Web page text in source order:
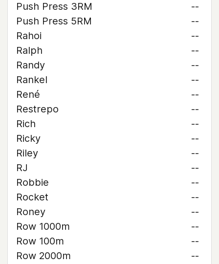
Push Press 3RM
--
Push Press 5RM
--
Rahoi
--
Ralph
--
Randy
--
Rankel
--
René
--
Restrepo
--
Rich
--
Ricky
--
Riley
--
RJ
--
Robbie
--
Rocket
--
Roney
--
Row 1000m
--
Row 100m
--
Row 2000m
--